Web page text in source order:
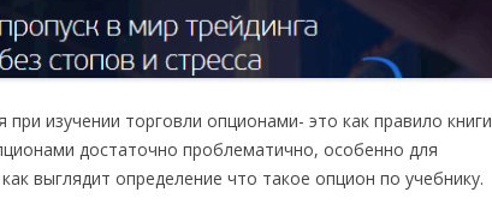
при изучении торговли опционами- это как правило книги
достаточно проблематично, особенно для
выглядит определение что такое опцион по учебнику.